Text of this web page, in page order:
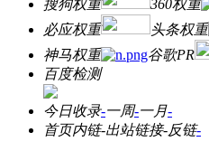
搜狗权重
360权重
必应权重
头条权重
神马权重
谷歌PR
百度检测
今日收录-一周-一月-
首页内链-出站链接-反链-